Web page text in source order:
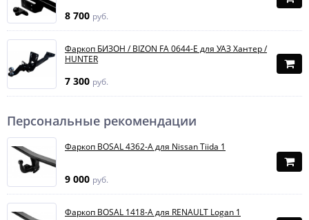
8 700 руб.
Фаркоп БИЗОН / BIZON FA 0644-E для УАЗ Хантер /
HUNTER
7 300 руб.
Персональные рекомендации
Фаркоп BOSAL 4362-A для Nissan Tiida 1
9 000 руб.
Фаркоп BOSAL 1418-A для RENAULT Logan 1